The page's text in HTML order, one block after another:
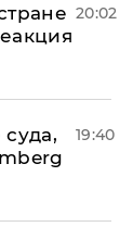
20:02
19:40